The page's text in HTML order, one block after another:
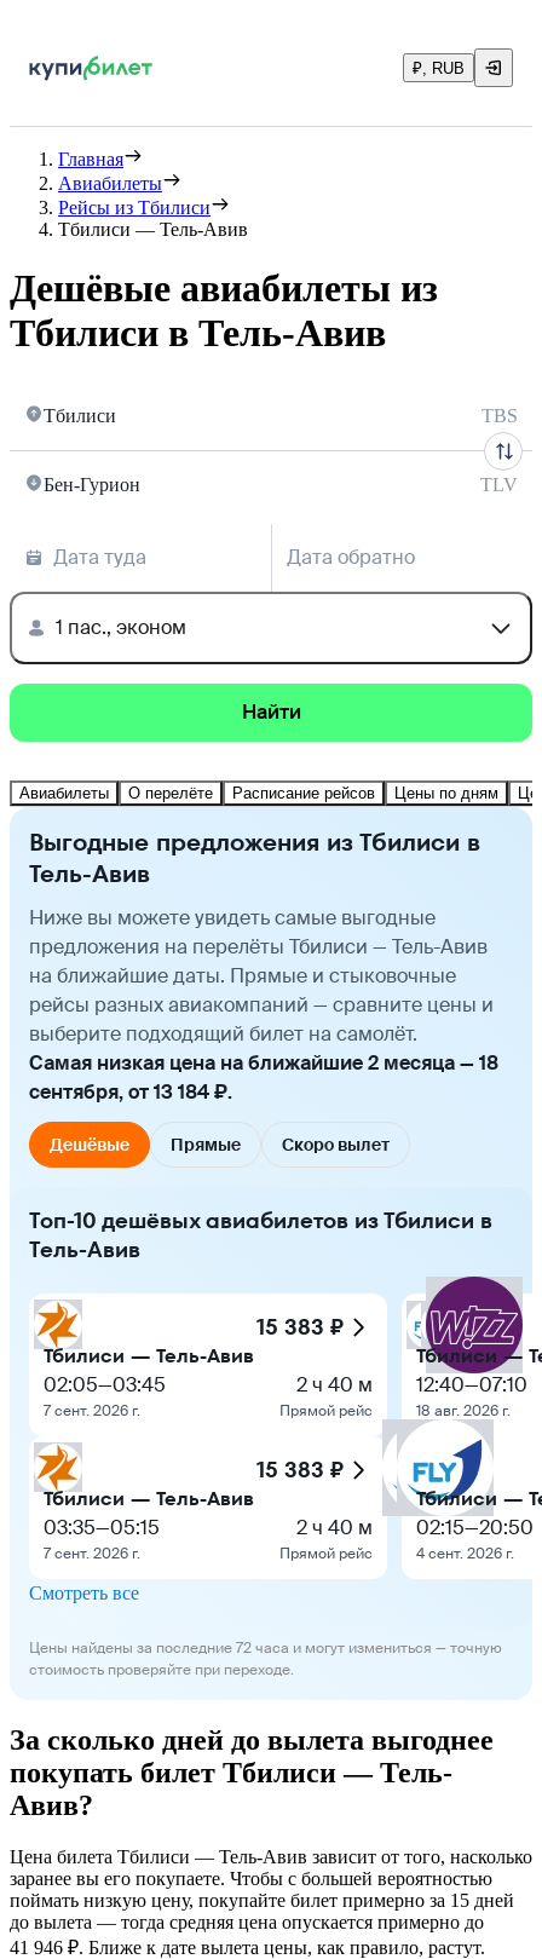
₽, RUB
Главная
Авиабилеты
Рейсы из Тбилиси
Тбилиси — Тель-Авив
Дешёвые авиабилеты из
Тбилиси в Тель-Авив
Тбилиси TBS
Бен-Гурион TLV
Дата туда Дата обратно
1 пас., эконом
Найти
Авиабилеты О перелёте Расписание рейсов Цены по дням
Выгодные предложения из Тбилиси в
Тель-Авив
Ниже вы можете увидеть самые выгодные
предложения на перелёты Тбилиси — Тель-Авив
на ближайшие даты. Прямые и стыковочные
рейсы разных авиакомпаний — сравните цены и
выберите подходящий билет на самолёт.
Самая низкая цена на ближайшие 2 месяца — 18
сентября, от 13 184 ₽.
Дешёвые Прямые Скоро вылет
Топ-10 дешёвых авиабилетов из Тбилиси в
Тель-Авив
15 383 ₽
Тбилиси — Тель-Авив
02:05—03:45
7 сент. 2026 г.
2 ч 40 м
Прямой рейс
15 383 ₽
Тбилиси — Тель-Авив
03:35—05:15
7 сент. 2026 г.
2 ч 40 м
Прямой рейс
Тбилиси —
12:40—07:10
18 авг. 2026 г.
Тбилиси —
02:15—20:50
4 сент. 2026 г.
Смотреть все
Цены найдены за последние 72 часа и могут измениться — точную
стоимость проверяйте при переходе.
За сколько дней до вылета выгоднее
покупать билет Тбилиси — Тель-
Авив?
Цена билета Тбилиси — Тель-Авив зависит от того, насколько
заранее вы его покупаете. Чтобы с большей вероятностью
поймать низкую цену, покупайте билет примерно за 15 дней
до вылета — тогда средняя цена опускается примерно до
41 946 ₽. Ближе к дате вылета цены, как правило, растут.